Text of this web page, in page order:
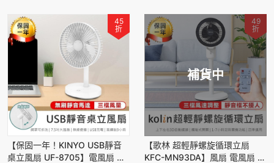
45
折
【保固一年！KINYO USB靜音
桌立風扇 UF-8705】電風扇 桌
補貨中
49
折
【歌林 超輕靜螺旋循環立扇
KFC-MN93DA】風扇 電風扇 遙